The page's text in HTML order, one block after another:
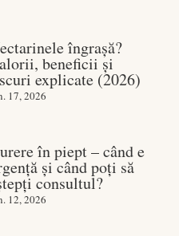
îngrașă?
beneficii și
explicate (2026)
17, 2026
în piept – când e
și când poți să
consultul?
12, 2026